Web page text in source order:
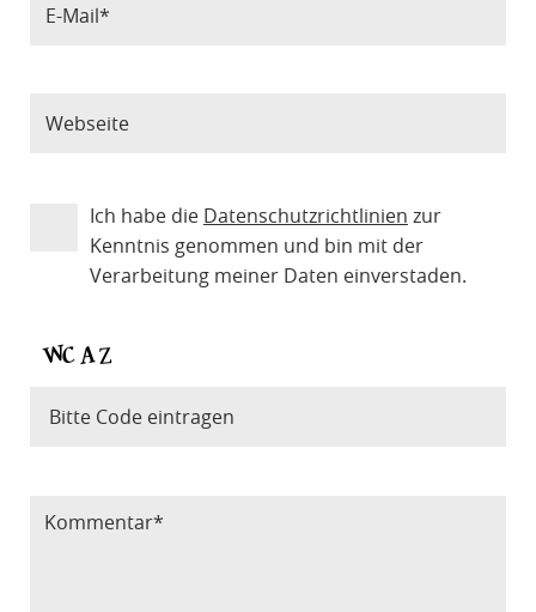
Ich habe die Datenschutzrichtlinien zur
Kenntnis genommen und bin mit der
Verarbeitung meiner Daten einverstaden.